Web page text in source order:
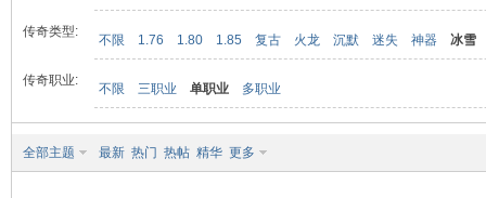
传奇类型:
不限 1.76 1.80 1.85 复古 火龙 沉默 迷失 神器 冰雪
传奇职业:
不限 三职业 单职业 多职业
全部主题 最新 热门 热帖 精华 更多